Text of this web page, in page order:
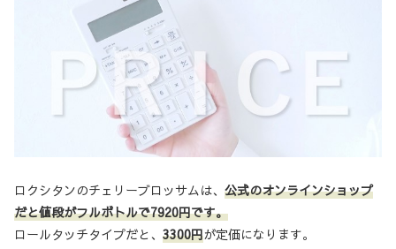
ロクシタンのチェリーブロッサムは、 公式のオンラインショップ
だと値段がフルボトルで7920円です。
ロールタッチタイプだと、 3300円が定価になります。